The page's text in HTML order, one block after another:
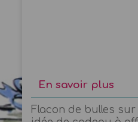
En savoir plus
Flacon de bulles